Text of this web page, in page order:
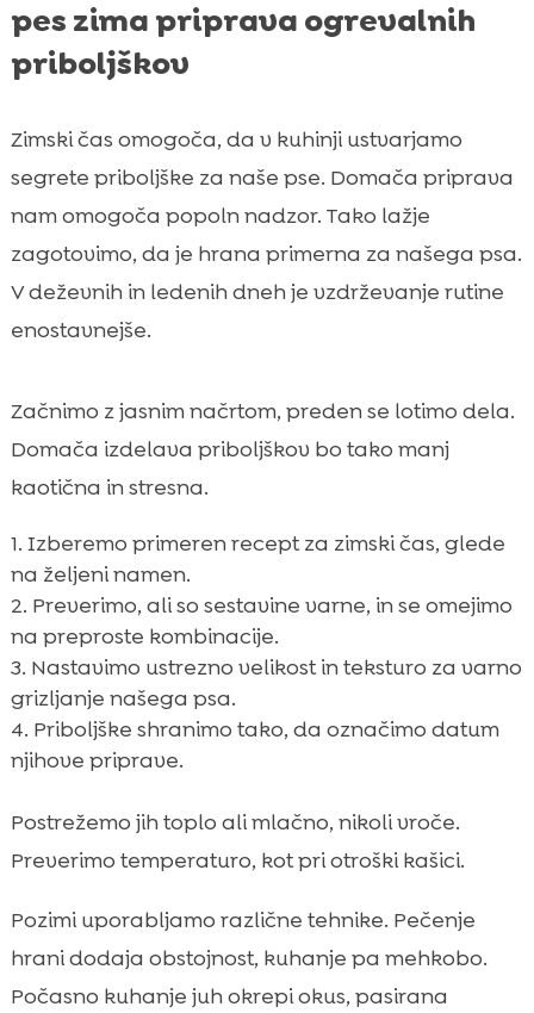
pes zima priprava ogrevalnih
priboljškov
Zimski čas omogoča, da v kuhinji ustvarjamo
segrete priboljške za naše pse. Domača priprava
nam omogoča popoln nadzor. Tako lažje
zagotovimo, da je hrana primerna za našega psa.
V deževnih in ledenih dneh je vzdrževanje rutine
enostavnejše.
Začnimo z jasnim načrtom, preden se lotimo dela.
Domača izdelava priboljškov bo tako manj
kaotična in stresna.
Izberemo primeren recept za zimski čas, glede
na željeni namen.
Preverimo, ali so sestavine varne, in se omejimo
na preproste kombinacije.
Nastavimo ustrezno velikost in teksturo za varno
grizljanje našega psa.
Priboljške shranimo tako, da označimo datum
njihove priprave.
Postrežemo jih toplo ali mlačno, nikoli vroče.
Preverimo temperaturo, kot pri otroški kašici.
Pozimi uporabljamo različne tehnike. Pečenje
hrani dodaja obstojnost, kuhanje pa mehkobo.
Počasno kuhanje juh okrepi okus, pasirana